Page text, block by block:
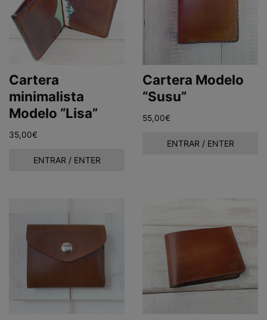
Cartera
minimalista
Modelo “Lisa”
35,00€
ENTRAR / ENTER
Cartera Modelo
“Susu”
55,00€
ENTRAR / ENTER